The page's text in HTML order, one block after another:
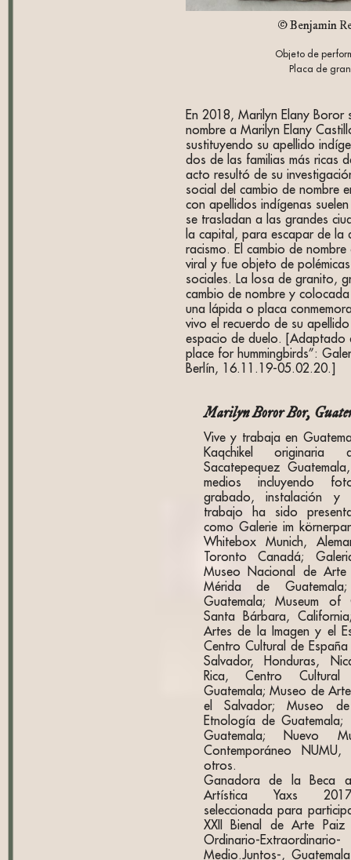
© Benjamin
Objeto de
Placa de
En 2018, Marilyn Elany Boror
nombre a Marilyn Elany
sustituyendo su apellido
dos de las familias más ricas
acto resultó de su
social del cambio de nombre
con apellidos indígenas
se trasladan a las grandes
la capital, para escapar de la
racismo. El cambio de
viral y fue objeto de
sociales. La losa de granito,
cambio de nombre y
una lápida o placa
vivo el recuerdo de su
espacio de duelo. [Adaptado
place for hummingbirds”:
Berlín, 16.11.19-05.02.20.]
Marilyn Boror Bor,
Vive y trabaja en
Kaqchikel
Sacatepequez
medios incluyendo
grabado, instalación y
trabajo ha sido
como Galerie im
Whitebox Munich,
Toronto Canadá;
Museo Nacional de
Mérida de
Guatemala; Museum of
Santa Bárbara,
Artes de la Imagen y el
Centro Cultural de
Salvador, Honduras,
Rica, Centro Cultural
Guatemala; Museo de
el Salvador; Museo
Etnología de
Guatemala; Nuevo
Contemporáneo NUMU,
otros.
Ganadora de la Beca
Artística Yaxs
seleccionada para
XXII Bienal de Arte
Ordinario-
Medio.Juntos-,